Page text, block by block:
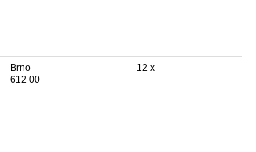
Brno
612 00
12 x